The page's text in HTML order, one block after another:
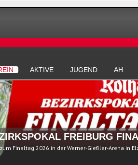
AKTIVE JUGEND AH
FREIBURG
Finaltag 2026 in der Werner-Gießler-Arena in